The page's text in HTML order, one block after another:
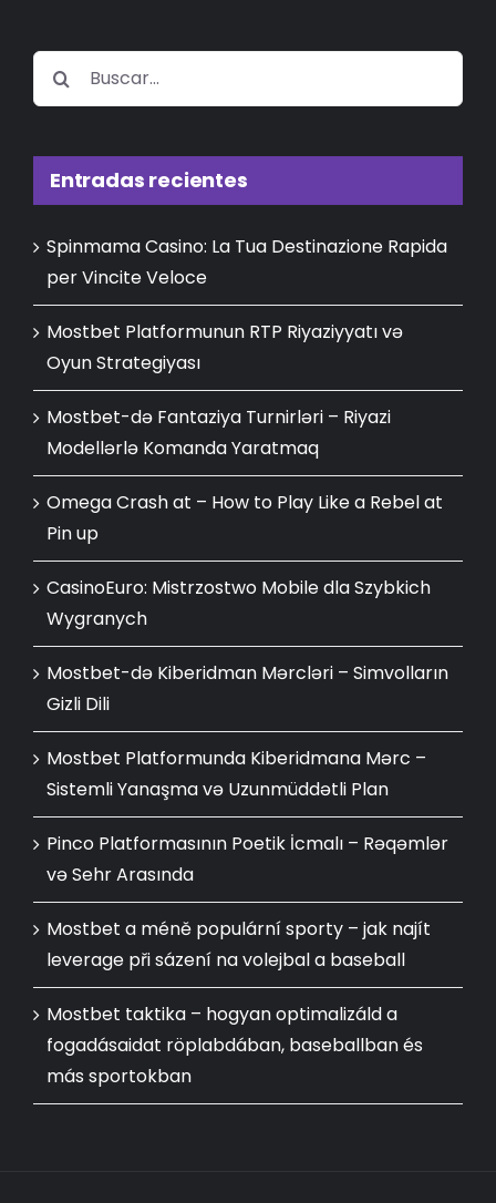
Buscar:
Entradas recientes
Spinmama Casino: La Tua Destinazione Rapida
per Vincite Veloce
Mostbet Platformunun RTP Riyaziyyatı və
Oyun Strategiyası
Mostbet-də Fantaziya Turnirləri – Riyazi
Modellərlə Komanda Yaratmaq
Omega Crash at – How to Play Like a Rebel at
Pin up
CasinoEuro: Mistrzostwo Mobile dla Szybkich
Wygranych
Mostbet-də Kiberidman Mərcləri – Simvolların
Gizli Dili
Mostbet Platformunda Kiberidmana Mərc –
Sistemli Yanaşma və Uzunmüddətli Plan
Pinco Platformasının Poetik İcmalı – Rəqəmlər
və Sehr Arasında
Mostbet a méně populární sporty – jak najít
leverage při sázení na volejbal a baseball
Mostbet taktika – hogyan optimalizáld a
fogadásaidat röplabdában, baseballban és
más sportokban